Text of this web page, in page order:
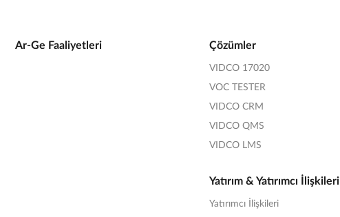
Ar-Ge Faaliyetleri Çözümler
VIDCO 17020
VOC TESTER
VIDCO CRM
VIDCO QMS
VIDCO LMS
Yatırım & Yatırımcı İlişkileri
Yatırımcı İlişkileri